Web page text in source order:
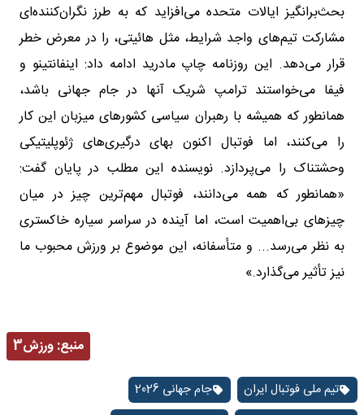
بحث‌برانگیز ایالات متحده می‌افزاید که به طرز نگران‌کننده‌ای
مشارکت تیم‌های واجد شرایط، مثل هائیتی، را در معرض خطر
قرار می‌دهد. این روزنامه چاپ مادرید ادامه داد: اینفانتینو و
فیفا می‌خواستند ترامپ شریک آنها در جام جهانی باشد،
همانطور که همیشه با رهبران سیاسی کشورهای میزبان این کار
را می‌کنند، اما فوتبال اکنون بهای درگیری‌های ژئوپلیتیکی
وحشتناک را می‌پردازد. نویسنده این مطلب در پایان گفت:
«همانطور که همه می‌دانند، فوتبال مهم‌ترین چیز در میان
چیزهای بی‌اهمیت است، اما آینده در سراسر سیاره خاکستری
به نظر می‌رسد... و متأسفانه، این موضوع بر ورزش محبوب ما
نیز تأثیر می‌گذارد.»
منبع:ورزش3
تیم ملی فوتبال ایران
جام جهانی 2026